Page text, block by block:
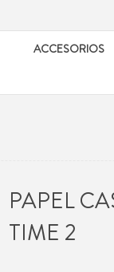
ACCESORIOS
PAPEL
TIME 2